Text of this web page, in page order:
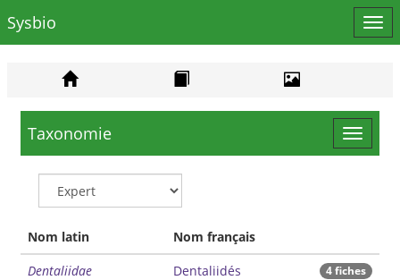
le
Sysbio
Toggle
Taxonomie
Nom latin
Nom français
Dentaliidae
Dentaliidés 4 fiches